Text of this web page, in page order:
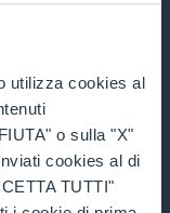
utilizza cookies al
o sulla "X"
cookies al di
TUTTI"